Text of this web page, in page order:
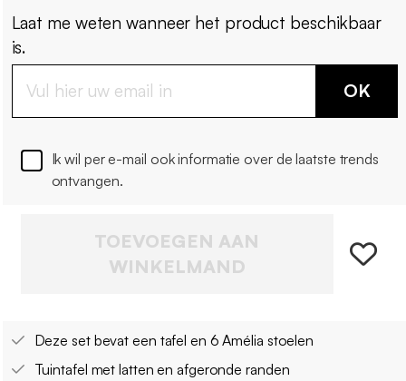
Laat me weten wanneer het product beschikbaar
is.
OK
Ik wil per e-mail ook informatie over de laatste trends
ontvangen.
TOEVOEGEN AAN
WINKELMAND
Deze set bevat een tafel en 6 Amélia stoelen
Tuintafel met latten en afgeronde randen